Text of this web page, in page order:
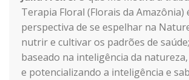
Terapia Floral (Florais da Amazônia)
perspectiva de se espelhar na
nutrir e cultivar os padrões de
baseado na inteligência da
e potencializando a inteligência e